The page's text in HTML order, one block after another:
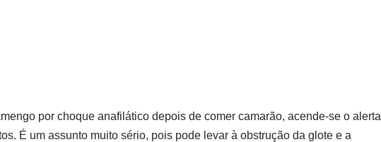
por choque anafilático depois de comer camarão, acende-se o alerta
É um assunto muito sério, pois pode levar à obstrução da glote e a